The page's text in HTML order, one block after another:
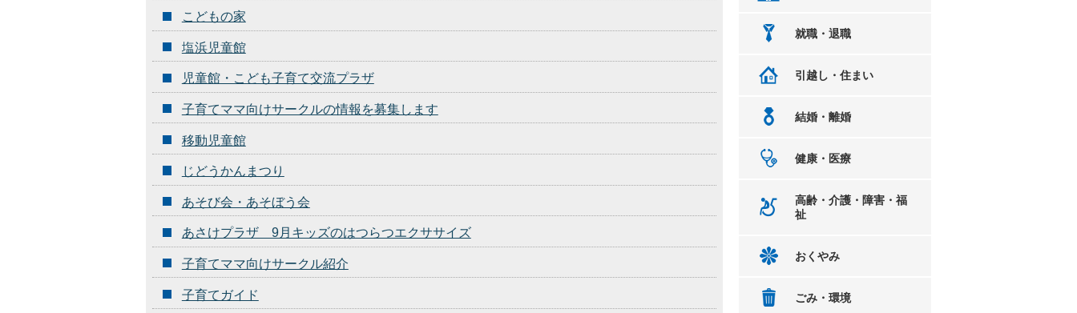
こどもの家
塩浜児童館
児童館・こども子育て交流プラザ
子育てママ向けサークルの情報を募集します
移動児童館
じどうかんまつり
あそび会・あそぼう会
あさけプラザ 9月キッズのはつらつエクササイズ
子育てママ向けサークル紹介
子育てガイド
就職・退職
引越し・住まい
結婚・離婚
健康・医療
高齢・介護・障害・福
祉
おくやみ
ごみ・環境